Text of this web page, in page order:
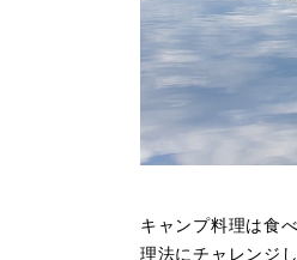
キャンプ料理は食
理法にチャレンジ